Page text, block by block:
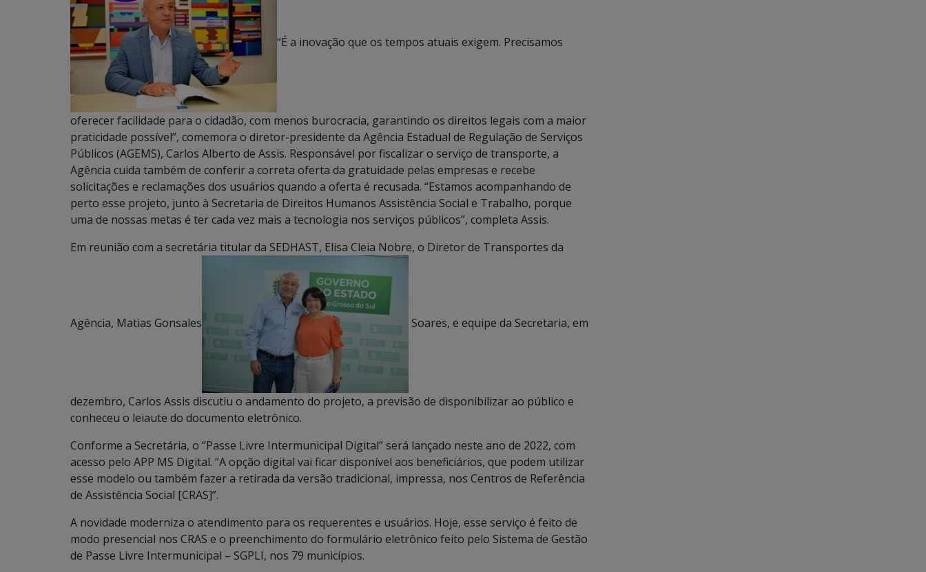
“É a inovação que os tempos atuais exigem. Precisamos
oferecer facilidade para o cidadão, com menos burocracia, garantindo os direitos legais com a maior
praticidade possível”, comemora o diretor-presidente da Agência Estadual de Regulação de Serviços
Públicos (AGEMS), Carlos Alberto de Assis. Responsável por fiscalizar o serviço de transporte, a
Agência cuida também de conferir a correta oferta da gratuidade pelas empresas e recebe
solicitações e reclamações dos usuários quando a oferta é recusada. “Estamos acompanhando de
perto esse projeto, junto à Secretaria de Direitos Humanos Assistência Social e Trabalho, porque
uma de nossas metas é ter cada vez mais a tecnologia nos serviços públicos”, completa Assis.
Em reunião com a secretária titular da SEDHAST, Elisa Cleia Nobre, o Diretor de Transportes da
Agência, Matias Gonsales Soares, e equipe da Secretaria, em
dezembro, Carlos Assis discutiu o andamento do projeto, a previsão de disponibilizar ao público e
conheceu o leiaute do documento eletrônico.
Conforme a Secretária, o “Passe Livre Intermunicipal Digital” será lançado neste ano de 2022, com
acesso pelo APP MS Digital. “A opção digital vai ficar disponível aos beneficiários, que podem utilizar
esse modelo ou também fazer a retirada da versão tradicional, impressa, nos Centros de Referência
de Assistência Social [CRAS]”.
A novidade moderniza o atendimento para os requerentes e usuários. Hoje, esse serviço é feito de
modo presencial nos CRAS e o preenchimento do formulário eletrônico feito pelo Sistema de Gestão
de Passe Livre Intermunicipal – SGPLI, nos 79 municípios.